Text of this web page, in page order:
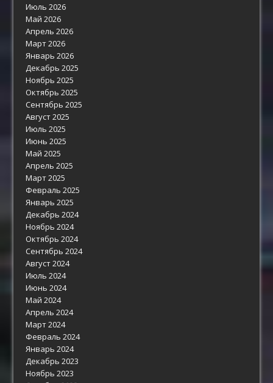
Июль 2026
Май 2026
Апрель 2026
Март 2026
Январь 2026
Декабрь 2025
Ноябрь 2025
Октябрь 2025
Сентябрь 2025
Август 2025
Июль 2025
Июнь 2025
Май 2025
Апрель 2025
Март 2025
Февраль 2025
Январь 2025
Декабрь 2024
Ноябрь 2024
Октябрь 2024
Сентябрь 2024
Август 2024
Июль 2024
Июнь 2024
Май 2024
Апрель 2024
Март 2024
Февраль 2024
Январь 2024
Декабрь 2023
Ноябрь 2023